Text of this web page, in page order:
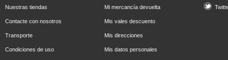
Nuestras tiendas
Contacte con nosotros
Transporte
Condiciones de uso
Mi mercancía devuelta
Mis vales descuento
Mis direcciones
Mis datos personales